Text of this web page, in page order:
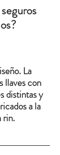
La
llaves con
distintas y
a la
rin.